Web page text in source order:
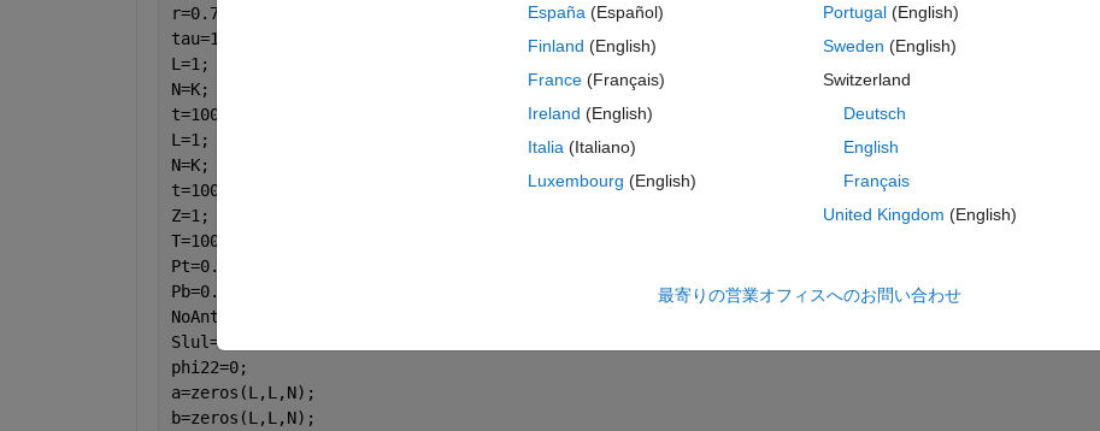
r=0.75;
tau=1-(K/T);
L=1;
N=K;
t=100;
L=1;
N=K;
t=100;
Z=1;
T=100;
Pt=0.199;
Pb=0.6;
NoAntenna=[5 10 15 20 25 30 35 40 45 50];
Slul=0;
phi22=0;
a=zeros(L,L,N);
b=zeros(L,L,N);
España (Español)
Finland (English)
France (Français)
Ireland (English)
Italia (Italiano)
Luxembourg (English)
Portugal(English)
Sweden (English)
Switzerland
Deutsch
English
Français
United Kingdom (English)
最寄りの営業オフィスへのお問い合わせ